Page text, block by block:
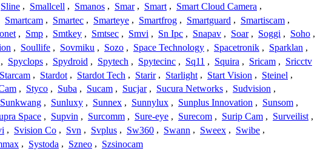
Sline , Smallcell , Smanos , Smar , Smart , Smart Cloud Camera ,
Smartcam , Smartec , Smarteye , Smartfrog , Smartguard , Smartiscam ,
, Smp , Smtkey , Smtsec , Smvi , Sn Ipc , Snapav , Soar , Soggi , Soho ,
, Soullife , Sovmiku , Sozo , Space Technology , Spacetronik , Sparklan ,
, Spyclops , Spydroid , Spytech , Spytecinc , Sq11 , Squira , Sricam , Sricctv
Starcam , Stardot , Stardot Tech , Starir , Starlight , Start Vision , Steinel ,
, Styco , Suba , Sucam , Sucjar , Sucura Networks , Sudvision ,
Sunkwang , Sunluxy , Sunnex , Sunnylux , Sunplus Innovation , Sunsom ,
Space , Supvin , Surcomm , Sure-eye , Surecom , Surip Cam , Surveilist ,
, Svision Co , Svn , Svplus , Sw360 , Swann , Sweex , Swibe ,
, Systoda , Szneo , Szsinocam